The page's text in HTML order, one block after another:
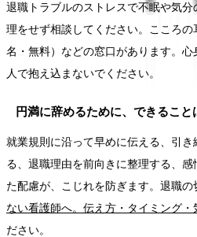
退職トラブルのストレスで不眠や気
理をせず相談してください。こころの
名・無料）などの窓口があります。
人で抱え込まないでください。
円満に辞めるために、できること
就業規則に沿って早めに伝える、引
る、退職理由を前向きに整理する、
た配慮が、こじれを防ぎます。退職の
ない看護師へ。伝え方・タイミング・
ださい。